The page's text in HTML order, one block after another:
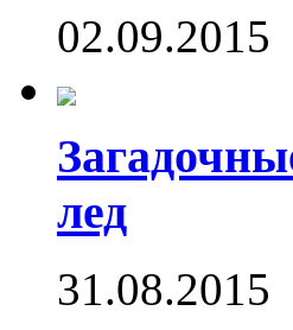
02.09.2015
лед
31.08.2015